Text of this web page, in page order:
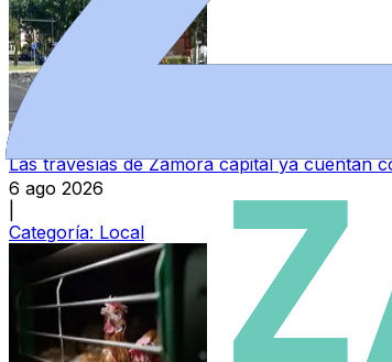
Las travesías de Zamora capital ya cuentan
6 ago 2026
Categoría: Local